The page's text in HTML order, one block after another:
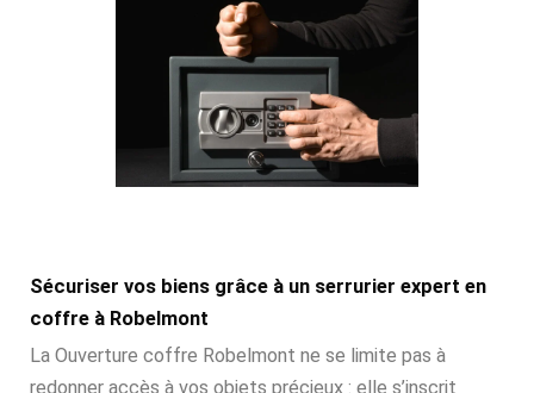
Sécuriser vos biens grâce à un serrurier expert en
coffre à Robelmont
La Ouverture coffre Robelmont ne se limite pas à
redonner accès à vos objets précieux : elle s’inscrit